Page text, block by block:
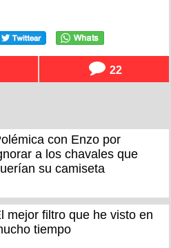
22
con Enzo por
a los chavales que
su camiseta
mejor filtro que he visto en
tiempo